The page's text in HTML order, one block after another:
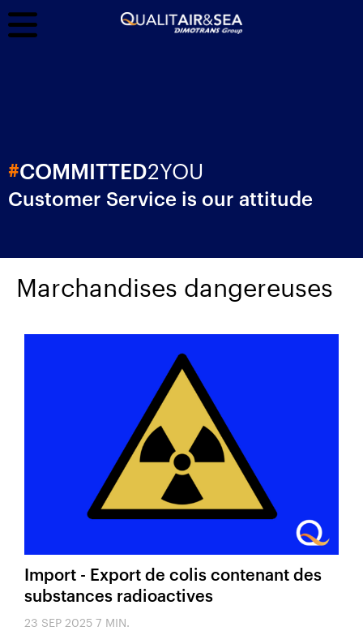
#COMMITTED2YOU
Customer Service is our attitude
Marchandises dangereuses
Import - Export de colis contenant des
substances radioactives
23 SEP 20257 MIN.